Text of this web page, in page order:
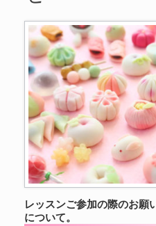
レッスンご参加の際のお願
について。